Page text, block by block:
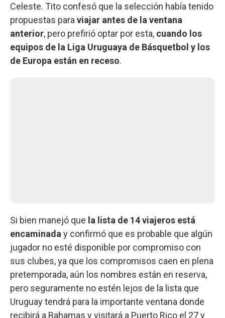
Celeste. Tito confesó que la selección había tenido
propuestas para viajar antes de la ventana
anterior, pero prefirió optar por esta, cuando los
equipos de la Liga Uruguaya de Básquetbol y los
de Europa están en receso.
Si bien manejó que la lista de 14 viajeros está
encaminada y confirmó que es probable que algún
jugador no esté disponible por compromiso con
sus clubes, ya que los compromisos caen en plena
pretemporada, aún los nombres están en reserva,
pero seguramente no estén lejos de la lista que
Uruguay tendrá para la importante ventana donde
recibirá a Bahamas y visitará a Puerto Rico el 27 y